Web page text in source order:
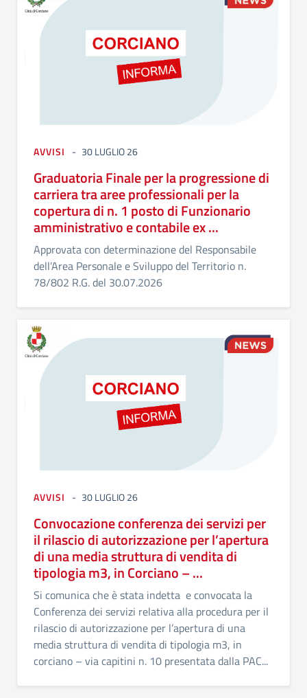
AVVISI 30 LUGLIO 26
Graduatoria Finale per la progressione di
carriera tra aree professionali per la
copertura di n. 1 posto di Funzionario
amministrativo e contabile ex ...
Approvata con determinazione del Responsabile
dell’Area Personale e Sviluppo del Territorio n.
78/802 R.G. del 30.07.2026
AVVISI 30 LUGLIO 26
Convocazione conferenza dei servizi per
il rilascio di autorizzazione per l’apertura
di una media struttura di vendita di
tipologia m3, in Corciano – ...
Si comunica che è stata indetta e convocata la
Conferenza dei servizi relativa alla procedura per il
rilascio di autorizzazione per l’apertura di una
media struttura di vendita di tipologia m3, in
corciano – via capitini n. 10 presentata dalla PAC...